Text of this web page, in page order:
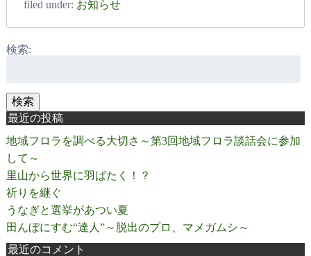
filed under: お知らせ
検索:
検索
最近の投稿
地域フロラを調べる大切さ～第3回地域フロラ談話会に参加
して～
里山から世界に羽ばたく！？
祈りを継ぐ
うなぎと選挙があつい夏
田んぼにすむ“達人”～脱出のプロ、マメガムシ～
最近のコメント